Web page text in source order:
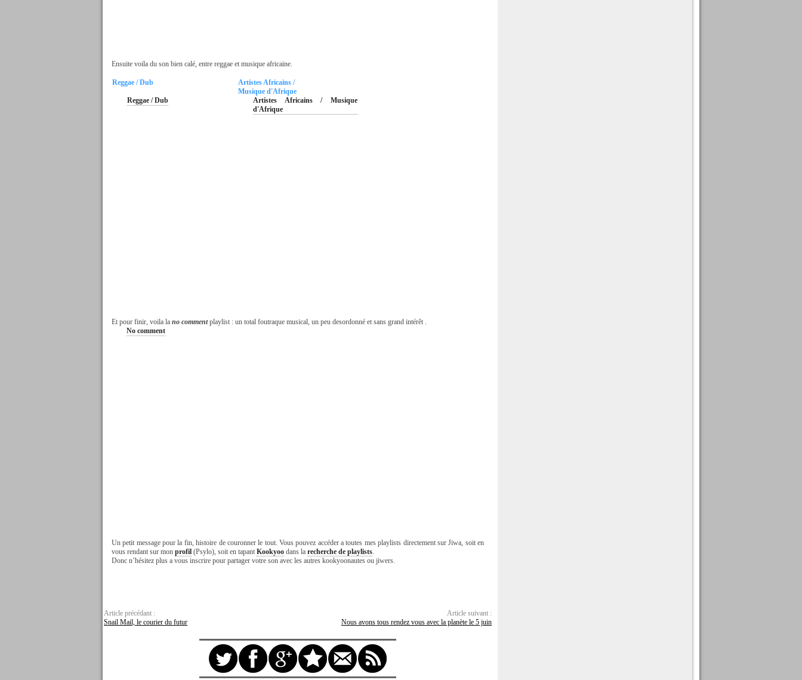
Ensuite voila du son bien calé, entre reggae et musique africaine.
Reggae / Dub
Reggae / Dub
Artistes Africains /
Musique d'Afrique
Artistes Africains / Musique
d'Afrique
Et pour finir, voila la no commentplaylist : un total foutraque musical, un peu desordonné et sans grand intérêt .
No comment
Un petit message pour la fin, histoire de couronner le tout. Vous pouvez accéder a toutes mes playlists directement sur Jiwa, soit en
vous rendant sur mon profil (Psylo), soit en tapant Kookyoo dans la recherche de playlists.
Donc n’hésitez plus a vous inscrire pour partager votre son avec les autres kookyoonautes ou jiwers.
Article précédant :
Snail Mail, le courier du futur
Article suivant :
Nous avons tous rendez vous avec la planète le 5 juin